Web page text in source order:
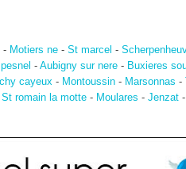
- Motiers ne- St marcel -
- Aubigny sur nere - Buxieres
cayeux- Montoussin- Marsonnas -
St romain la motte- Moulares - Jenzat